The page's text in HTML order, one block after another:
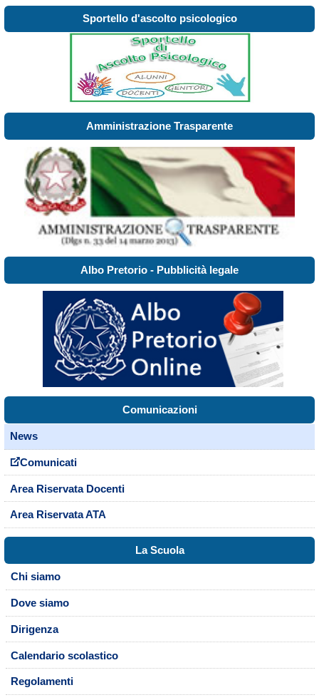
Sportello d'ascolto psicologico
Amministrazione Trasparente
Albo Pretorio - Pubblicità legale
Comunicazioni
News
Comunicati
Area Riservata Docenti
Area Riservata ATA
La Scuola
Chi siamo
Dove siamo
Dirigenza
Calendario scolastico
Regolamenti